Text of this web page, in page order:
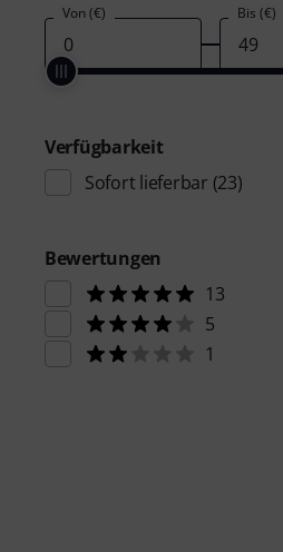
Von (€) Bis (€)
Verfügbarkeit
Sofort lieferbar (23)
Bewertungen
13
5
1